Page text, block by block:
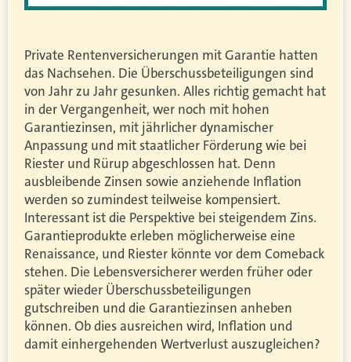
Private Rentenversicherungen mit Garantie hatten
das Nachsehen. Die Überschussbeteiligungen sind
von Jahr zu Jahr gesunken. Alles richtig gemacht hat
in der Vergangenheit, wer noch mit hohen
Garantiezinsen, mit jährlicher dynamischer
Anpassung und mit staatlicher Förderung wie bei
Riester und Rürup abgeschlossen hat. Denn
ausbleibende Zinsen sowie anziehende Inflation
werden so zumindest teilweise kompensiert.
Interessant ist die Perspektive bei steigendem Zins.
Garantieprodukte erleben möglicherweise eine
Renaissance, und Riester könnte vor dem Comeback
stehen. Die Lebensversicherer werden früher oder
später wieder Überschussbeteiligungen
gutschreiben und die Garantiezinsen anheben
können. Ob dies ausreichen wird, Inflation und
damit einhergehenden Wertverlust auszugleichen?